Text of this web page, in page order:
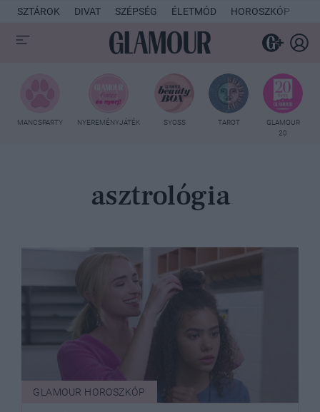
SZTÁROK DIVAT SZÉPSÉG ÉLETMÓD HOROSZKÓP
MANCSPARTY NYEREMÉNYJÁTÉK SYOSS TAROT
GLAMOUR
20
asztrológia
GLAMOUR HOROSZKÓP